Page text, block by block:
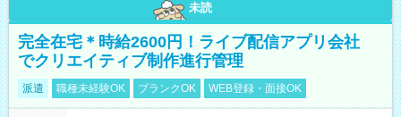
未読
完全在宅＊時給2600円！ライブ配信アプリ会社
でクリエイティブ制作進行管理
派遣 職種未経験OK ブランクOK WEB登録・面接OK